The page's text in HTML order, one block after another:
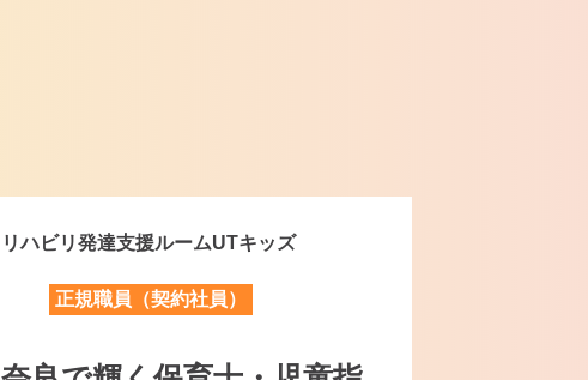
リハビリ発達支援ルームUTキッズ
正規職員（契約社員）